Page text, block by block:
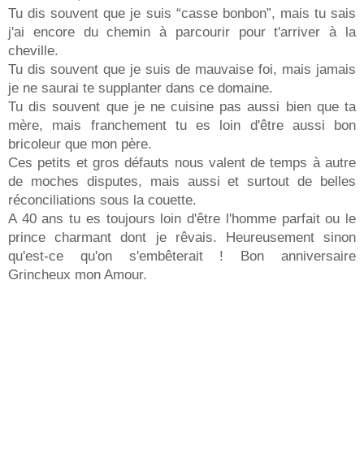
Tu dis souvent que je suis “casse bonbon”, mais tu sais
j'ai encore du chemin à parcourir pour t'arriver à la
cheville.
Tu dis souvent que je suis de mauvaise foi, mais jamais
je ne saurai te supplanter dans ce domaine.
Tu dis souvent que je ne cuisine pas aussi bien que ta
mère, mais franchement tu es loin d'être aussi bon
bricoleur que mon père.
Ces petits et gros défauts nous valent de temps à autre
de moches disputes, mais aussi et surtout de belles
réconciliations sous la couette.
A 40 ans tu es toujours loin d'être l'homme parfait ou le
prince charmant dont je rêvais. Heureusement sinon
qu'est-ce qu'on s'embêterait ! Bon anniversaire
Grincheux mon Amour.